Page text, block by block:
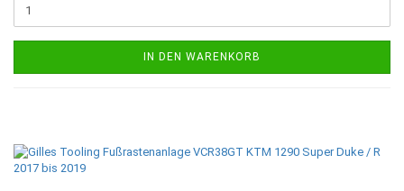
IN DEN WARENKORB